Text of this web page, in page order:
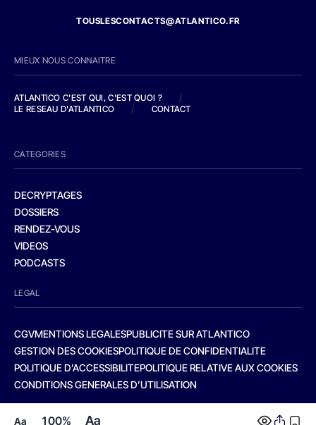
Aa 100% Aa
TOUSLESCONTACTS@ATLANTICO.FR
MIEUX NOUS CONNAITRE
ATLANTICO C'EST QUI, C'EST QUOI ?
/
LE RESEAU D'ATLANTICO
/ CONTACT
CATEGORIES
DECRYPTAGES
DOSSIERS
RENDEZ-VOUS
VIDEOS
PODCASTS
LEGAL
CGVMENTIONS LEGALESPUBLICITE SUR ATLANTICO
GESTION DES COOKIESPOLITIQUE DE CONFIDENTIALITE
POLITIQUE D’ACCESSIBILITEPOLITIQUE RELATIVE AUX COOKIES
CONDITIONS GENERALES D’UTILISATION